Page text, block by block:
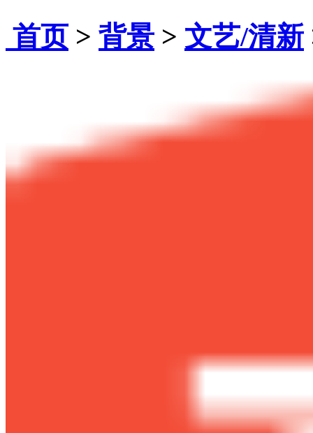
首页> 背景 > 文艺/清新